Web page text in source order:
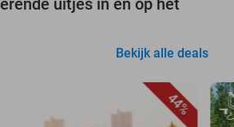
Bekijk alle deals
44%